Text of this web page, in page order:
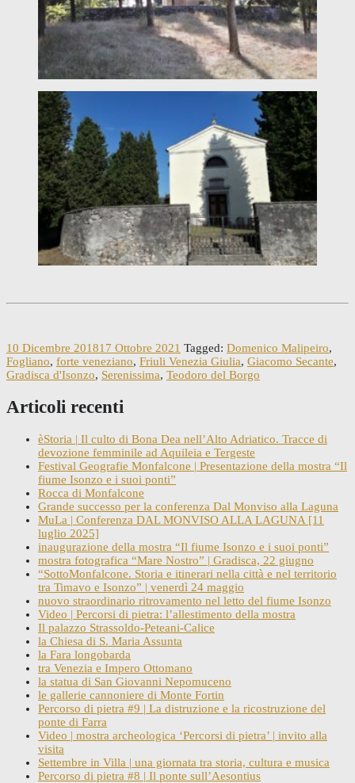
10 Dicembre 201817 Ottobre 2021 Tagged: Domenico Malipeiro,
Fogliano, forte veneziano, Friuli Venezia Giulia, Giacomo Secante,
Gradisca d'Isonzo, Serenissima, Teodoro del Borgo
Articoli recenti
èStoria | Il culto di Bona Dea nell’Alto Adriatico. Tracce di
devozione femminile ad Aquileia e Tergeste
Festival Geografie Monfalcone | Presentazione della mostra “Il
fiume Isonzo e i suoi ponti”
Rocca di Monfalcone
Grande successo per la conferenza Dal Monviso alla Laguna
MuLa | Conferenza DAL MONVISO ALLA LAGUNA [11
luglio 2025]
inaugurazione della mostra “Il fiume Isonzo e i suoi ponti”
mostra fotografica “Mare Nostro” | Gradisca, 22 giugno
“SottoMonfalcone. Storia e itinerari nella città e nel territorio
tra Timavo e Isonzo” | venerdì 24 maggio
nuovo straordinario ritrovamento nel letto del fiume Isonzo
Video | Percorsi di pietra: l’allestimento della mostra
Il palazzo Strassoldo-Peteani-Calice
la Chiesa di S. Maria Assunta
la Fara longobarda
tra Venezia e Impero Ottomano
la statua di San Giovanni Nepomuceno
le gallerie cannoniere di Monte Fortin
Percorso di pietra #9 | La distruzione e la ricostruzione del
ponte di Farra
Video | mostra archeologica ‘Percorsi di pietra’ | invito alla
visita
Settembre in Villa | una giornata tra storia, cultura e musica
Percorso di pietra #8 | Il ponte sull’Aesontius